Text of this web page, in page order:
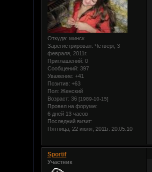
Откуда: минск
Зарегистрирован: Четверг, 3
февраля, 2011г.
Приглашений: 0
Сообщений: 397
Уважение: +41
Позитив: +63
Пол: Женский
Возраст: 36 [1989-10-15]
Провел на форуме:
6 дней 13 часов
Последний визит:
Пятница, 22 июля, 2011г. 20:05:10
Sportif
Участник